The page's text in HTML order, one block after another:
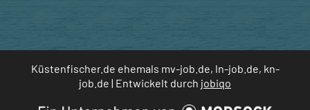
Küstenfischer.de ehemals mv-job.de, ln-job.de, kn-
job.de | Entwickelt durch jobiqo